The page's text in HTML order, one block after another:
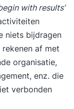
with results’
niets bijdragen
af met
organisatie,
enz. die
verbonden